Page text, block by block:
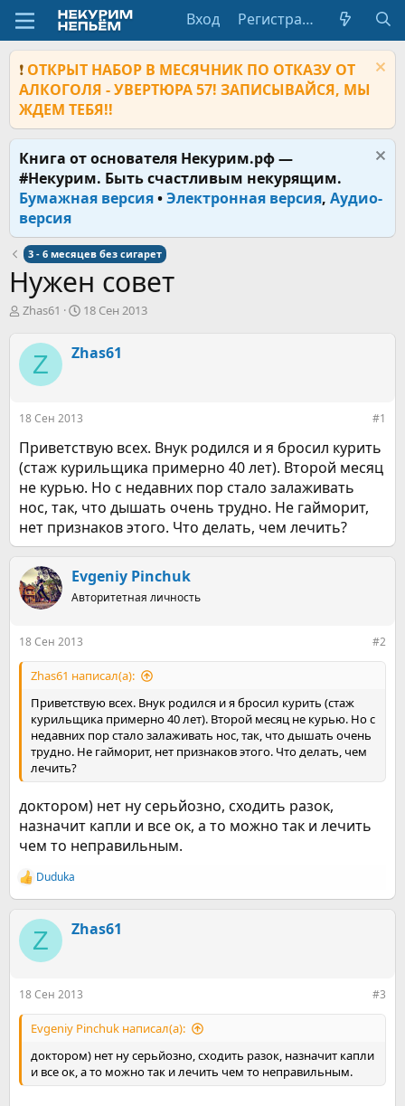
Вход Регистрация
❗ ОТКРЫТ НАБОР В МЕСЯЧНИК ПО ОТКАЗУ ОТ
АЛКОГОЛЯ - УВЕРТЮРА 57! ЗАПИСЫВАЙСЯ, МЫ
ЖДЕМ ТЕБЯ!!
Книга от основателя Некурим.рф —
#Некурим. Быть счастливым некурящим.
Бумажная версия•Электронная версия, Аудио-
версия
3 - 6 месяцев без сигарет
Нужен совет
А
о
р
м
ы
Zhas61
Д
а
а
18 Сен 2013
Z Zhas61
18 Сен 2013 #1
Приветствую всех. Внук родился и я бросил курить
(стаж курильщика примерно 40 лет). Второй месяц
не курью. Но с недавних пор стало залаживать
нос, так, что дышать очень трудно. Не гайморит,
нет признаков этого. Что делать, чем лечить?
Evgeniy Pinchuk
Авторитетная личность
18 Сен 2013 #2
Zhas61 написал(а):
Приветствую всех. Внук родился и я бросил курить (стаж
курильщика примерно 40 лет). Второй месяц не курью. Но с
недавних пор стало залаживать нос, так, что дышать очень
трудно. Не гайморит, нет признаков этого. Что делать, чем
лечить?
доктором) нет ну серьйозно, сходить разок,
назначит капли и все ок, а то можно так и лечить
чем то неправильным.
Р
е
к
ц
и
Duduka
Z Zhas61
18 Сен 2013 #3
Evgeniy Pinchuk написал(а):
доктором) нет ну серьйозно, сходить разок, назначит капли
и все ок, а то можно так и лечить чем то неправильным.